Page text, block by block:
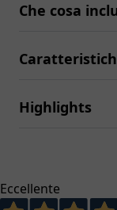
Che cosa
Highlights
Eccellente